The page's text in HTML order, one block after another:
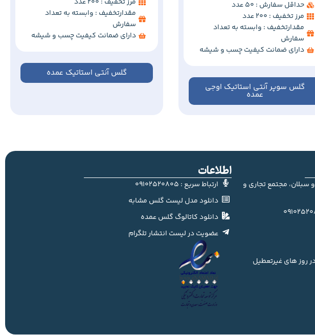
حداقل سفارش : 50 عدد
مرز تخفیف : 200 عدد
مقدارتخفیف : وابسته به تعداد
سفارش
دارای ضمانت کیفیت چسب و شیشه
گلس سوپر آنتی استاتیک اوجی
عمده
مقدارتخفیف : وابسته به تعداد
سفارش
دارای ضمانت کیفیت چسب و شیشه
گلس آنتی استاتیک عمده
سبلان، مجتمع تجاری و
از ساعت 10 صبح الی 6عصر در روز های غیرتعطیل
اطلاعات
ارتباط سریع : 09102520805
دانلود مدل لیست گلس مشابه
دانلود کاتالوگ گلس عمده
عضویت در لیست انتشار تلگرام